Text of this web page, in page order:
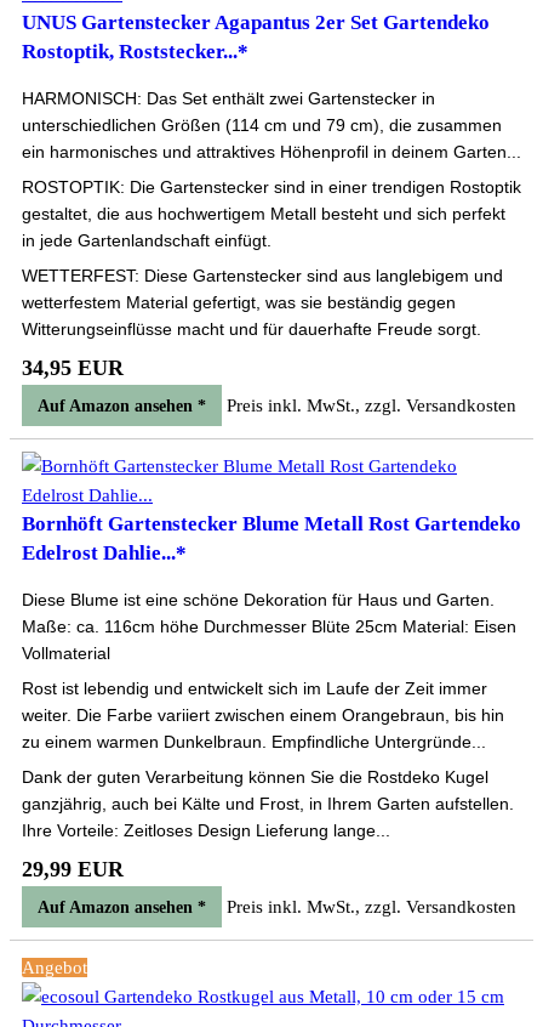
UNUS Gartenstecker Agapantus 2er Set Gartendeko
Rostoptik, Roststecker...*
HARMONISCH: Das Set enthält zwei Gartenstecker in
unterschiedlichen Größen (114 cm und 79 cm), die zusammen
ein harmonisches und attraktives Höhenprofil in deinem Garten...
ROSTOPTIK: Die Gartenstecker sind in einer trendigen Rostoptik
gestaltet, die aus hochwertigem Metall besteht und sich perfekt
in jede Gartenlandschaft einfügt.
WETTERFEST: Diese Gartenstecker sind aus langlebigem und
wetterfestem Material gefertigt, was sie beständig gegen
Witterungseinflüsse macht und für dauerhafte Freude sorgt.
34,95 EUR
Auf Amazon ansehen * Preis inkl. MwSt., zzgl. Versandkosten
Bornhöft Gartenstecker Blume Metall Rost Gartendeko
Edelrost Dahlie...*
Diese Blume ist eine schöne Dekoration für Haus und Garten.
Maße: ca. 116cm höhe Durchmesser Blüte 25cm Material: Eisen
Vollmaterial
Rost ist lebendig und entwickelt sich im Laufe der Zeit immer
weiter. Die Farbe variiert zwischen einem Orangebraun, bis hin
zu einem warmen Dunkelbraun. Empfindliche Untergründe...
Dank der guten Verarbeitung können Sie die Rostdeko Kugel
ganzjährig, auch bei Kälte und Frost, in Ihrem Garten aufstellen.
Ihre Vorteile: Zeitloses Design Lieferung lange...
29,99 EUR
Auf Amazon ansehen * Preis inkl. MwSt., zzgl. Versandkosten
Angebot